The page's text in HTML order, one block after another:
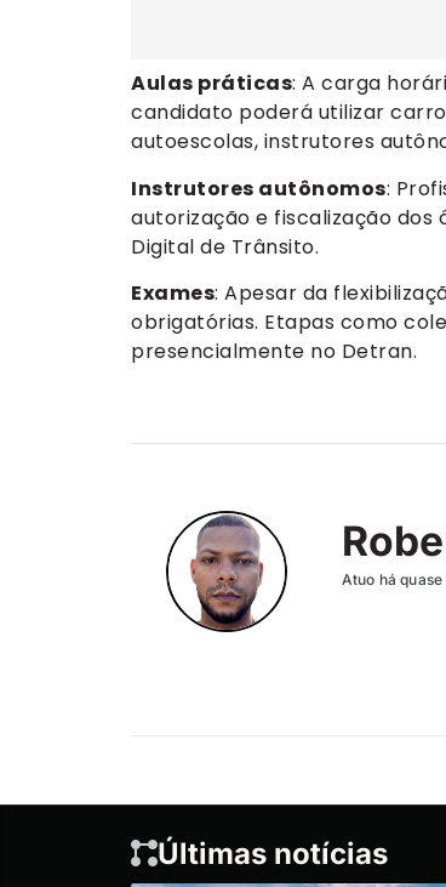
Aulas práticas: A carga
candidato poderá utilizar
autoescolas, instrutores
Instrutores autônomos:
autorização e fiscalização
Digital de Trânsito.
Exames: Apesar da
obrigatórias. Etapas como
presencialmente no Detran.
Atuo há
Últimas notícias